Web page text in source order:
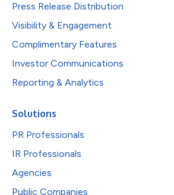
Press Release Distribution
Visibility & Engagement
Complimentary Features
Investor Communications
Reporting & Analytics
Solutions
PR Professionals
IR Professionals
Agencies
Public Companies